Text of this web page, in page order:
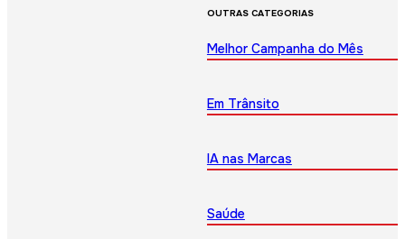
OUTRAS CATEGORIAS
Melhor Campanha do Mês
Em Trânsito
IA nas Marcas
Saúde